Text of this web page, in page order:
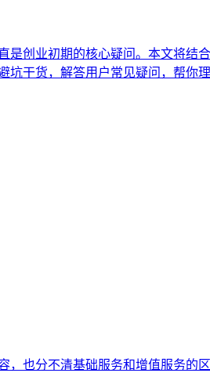
创业初期的核心疑问。本文将结
干货，解答用户常见疑问，帮你
也分不清基础服务和增值服务